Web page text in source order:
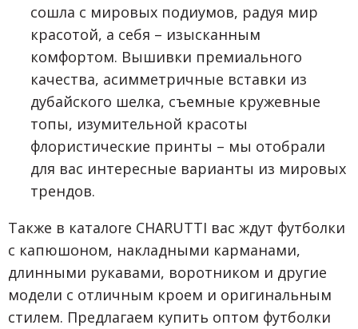
сошла с мировых подиумов, радуя мир
красотой, а себя – изысканным
комфортом. Вышивки премиального
качества, асимметричные вставки из
дубайского шелка, съемные кружевные
топы, изумительной красоты
флористические принты – мы отобрали
для вас интересные варианты из мировых
трендов.
Также в каталоге CHARUTTI вас ждут футболки
с капюшоном, накладными карманами,
длинными рукавами, воротником и другие
модели с отличным кроем и оригинальным
стилем. Предлагаем купить оптом футболки